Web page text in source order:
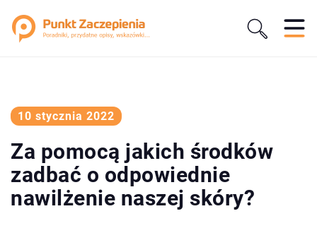
10 stycznia 2022
Za pomocą jakich środków
zadbać o odpowiednie
nawilżenie naszej skóry?